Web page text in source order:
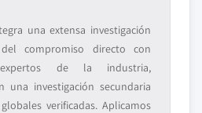
una extensa investigación
compromiso directo con
de la industria,
una investigación secundaria
verificadas. Aplicamos